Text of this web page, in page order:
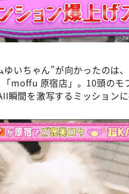
ゆいちゃん”が向かったのは
moffu 原宿店」。10頭のモ
瞬間を激写するミッションに